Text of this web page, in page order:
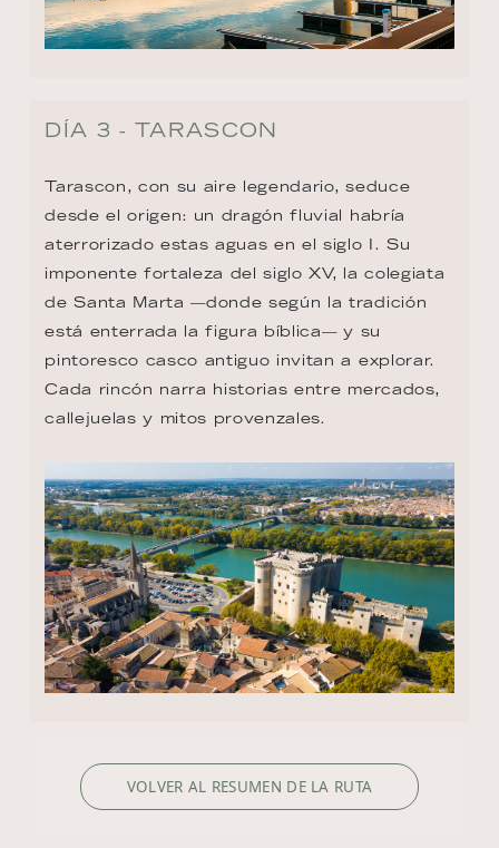
DÍA 3 - TARASCON
Tarascon, con su aire legendario, seduce
desde el origen: un dragón fluvial habría
aterrorizado estas aguas en el siglo I. Su
imponente fortaleza del siglo XV, la colegiata
de Santa Marta —donde según la tradición
está enterrada la figura bíblica— y su
pintoresco casco antiguo invitan a explorar.
Cada rincón narra historias entre mercados,
callejuelas y mitos provenzales.
VOLVER AL RESUMEN DE LA RUTA